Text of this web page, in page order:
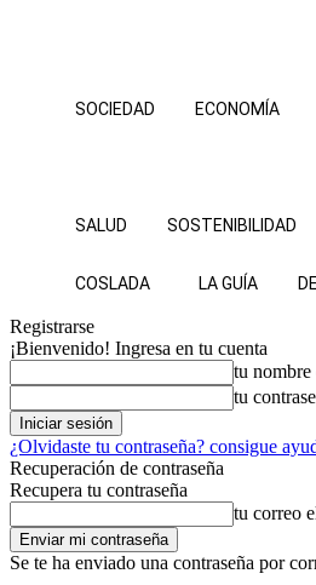
SOCIEDAD ECONOMÍA
SALUD SOSTENIBILIDAD
COSLADA LA GUÍA
Registrarse
¡Bienvenido! Ingresa en tu cuenta
tu nombre
tu
¿Olvidaste tu contraseña? consigue
Recuperación de contraseña
Recupera tu contraseña
tu correo
Se te ha enviado una contraseña por